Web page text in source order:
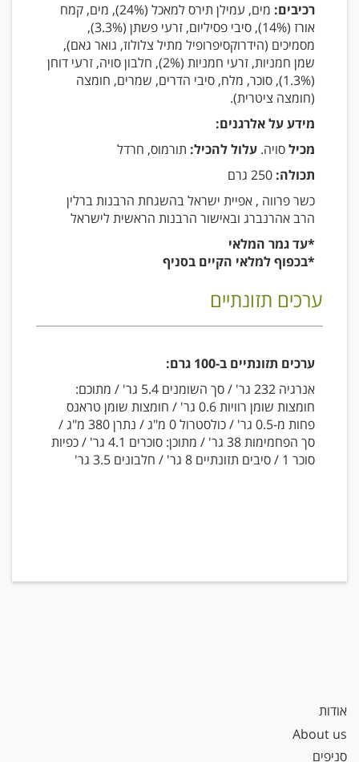
רכיבים:
מים, עמילן תירס למאכל (24%), מים, קמח
אורז (14%), סיבי פסיליום, זרעי פשתן (3.3%),
מסמיכים (הידרוקסיפרופיל מתיל צלולוז, גואר גאם),
שמן חמניות, זרעי חמניות (2%), חלבון סויה, זרעי דוחן
(1.3%), סוכר, מלח, סיבי הדרים, שמרים, חומצה
(חומצה ציטרית).
מידע על אלרגנים:
מכילסויה. עלול להכיל: תורמוס, חרדל
תכולה:
כשר פרווה , אפיית ישראל בהשגחת הרבנות ברלין
הרב אהרנברג ובאישור הרבנות הראשית לישראל
*עד גמר המלאי
*בכפוף למלאי הקיים בסניף
ערכים תזונתיים
ערכים תזונתיים ב-100 גרם:
אנרגיה 232 גר' / סך השומנים 5.4 גר' / מתוכם:
חומצות שומן רוויות 0.6 גר' / חומצות שומן טראנס
פחות מ-0.5 גר' / כולסטרול 0 מ"ג / נתרן 380 מ"ג /
סך הפחמימות 38 גר' / מתוכן: סוכרים 4.1 גר' / כפיות
סוכר 1 / סיבים תזונתיים 8 גר' / חלבונים 3.5 גר'
אודות
About us
סניפים